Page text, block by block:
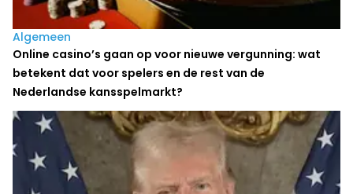
Algemeen
Online casino’s gaan op voor nieuwe vergunning: wat
betekent dat voor spelers en de rest van de
Nederlandse kansspelmarkt?